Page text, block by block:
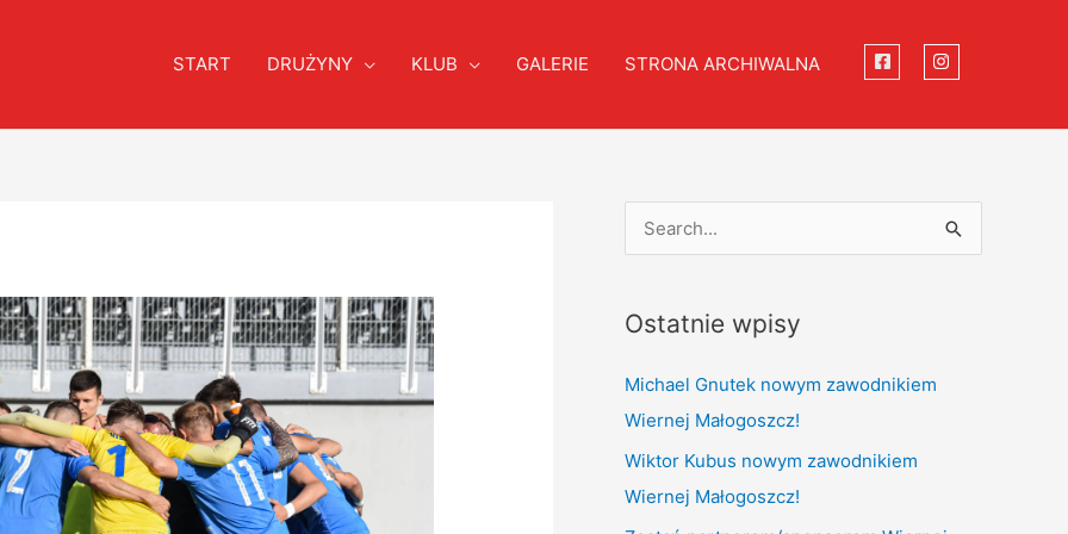
START DRUŻYNY KLUB GALERIE STRONA ARCHIWALNA
r
c
h
Ostatnie wpisy
Michael Gnutek nowym zawodnikiem
Wiernej Małogoszcz!
Wiktor Kubus nowym zawodnikiem
Wiernej Małogoszcz!